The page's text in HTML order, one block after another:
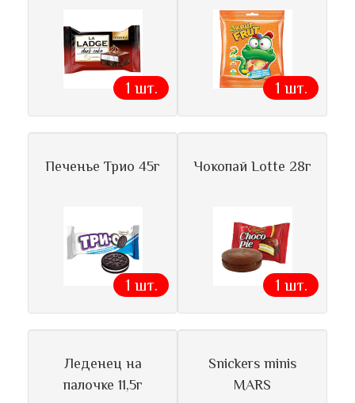
1 шт. 1 шт.
Печенье Трио 45г
1 шт.
Чокопай Lotte 28г
1 шт.
Леденец на
палочке 11,5г
Snickers minis
MARS